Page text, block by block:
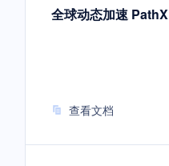
全球动态加速 PathX
查看文档